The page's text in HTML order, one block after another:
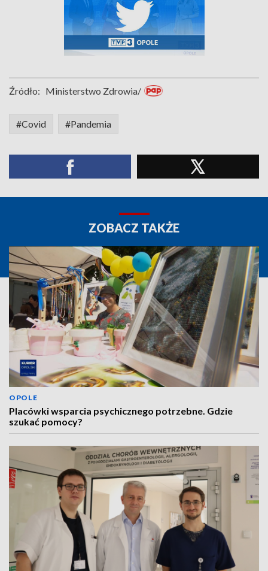
Źródło: Ministerstwo Zdrowia/
#Covid #Pandemia
ZOBACZ TAKŻE
OPOLE
Placówki wsparcia psychicznego potrzebne. Gdzie
szukać pomocy?